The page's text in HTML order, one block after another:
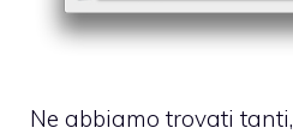
Ne abbiamo trovati tanti,